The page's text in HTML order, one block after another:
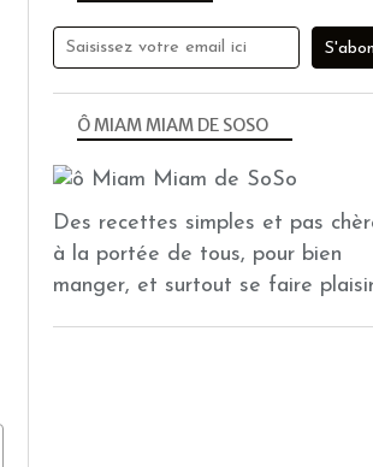
Ô MIAM MIAM DE SOSO
Des recettes simples et pas
à la portée de tous, pour bien
manger, et surtout se faire